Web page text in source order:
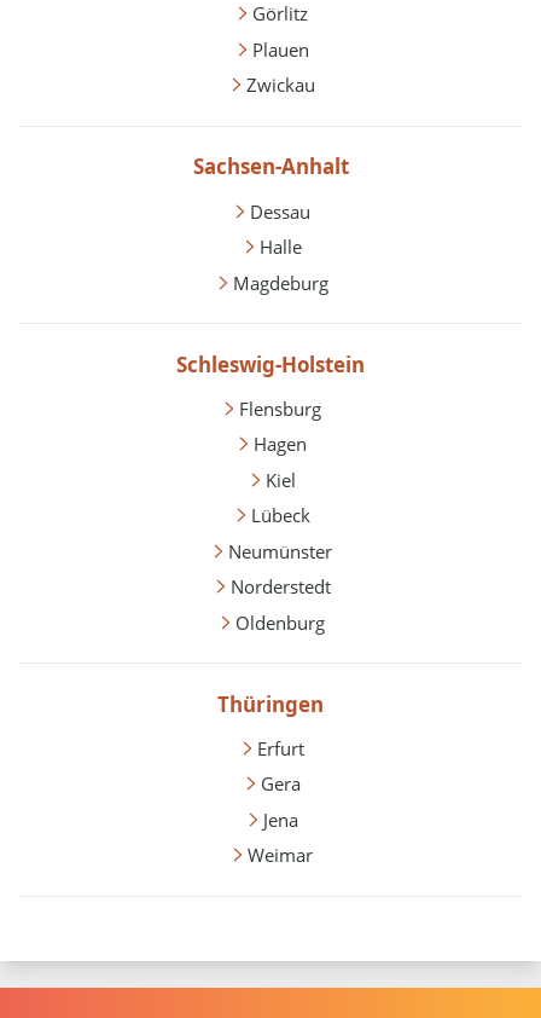
Görlitz
Plauen
Zwickau
Sachsen-Anhalt
Dessau
Halle
Magdeburg
Schleswig-Holstein
Flensburg
Hagen
Kiel
Lübeck
Neumünster
Norderstedt
Oldenburg
Thüringen
Erfurt
Gera
Jena
Weimar